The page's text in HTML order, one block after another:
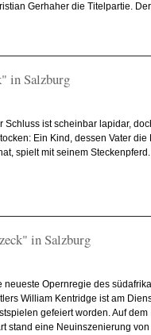
Gerhaher die Titelpartie.
in Salzburg
Schluss ist scheinbar lapidar,
Ein Kind, dessen Vater
spielt mit seinem
in Salzburg
neueste Opernregie des
William Kentridge ist am
gefeiert worden. Auf
stand eine Neuinszenierung